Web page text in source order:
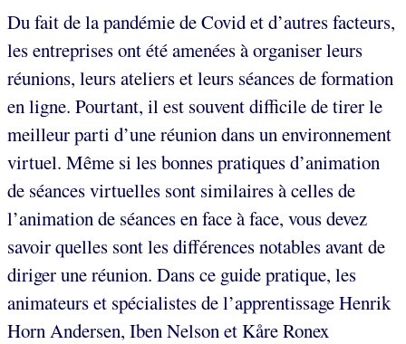
Du fait de la pandémie de Covid et d’autres facteurs,
les entreprises ont été amenées à organiser leurs
réunions, leurs ateliers et leurs séances de formation
en ligne. Pourtant, il est souvent difficile de tirer le
meilleur parti d’une réunion dans un environnement
virtuel. Même si les bonnes pratiques d’animation
de séances virtuelles sont similaires à celles de
l’animation de séances en face à face, vous devez
savoir quelles sont les différences notables avant de
diriger une réunion. Dans ce guide pratique, les
animateurs et spécialistes de l’apprentissage Henrik
Horn Andersen, Iben Nelson et Kåre Ronex